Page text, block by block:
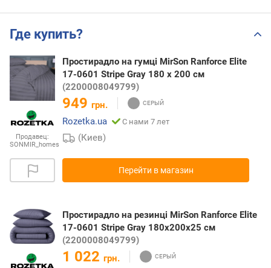
Где купить?
Продавец:
SONMIR_homes
Простирадло на гумці MirSon Ranforce Elite
17-0601 Stripe Gray 180 х 200 см
(2200008049799)
949 грн.
Rozetka.ua
С нами 7 лет
(Киев)
Перейти в магазин
Простирадло на резинці MirSon Ranforce Elite
17-0601 Stripe Gray 180x200x25 см
(2200008049799)
1 022 грн.